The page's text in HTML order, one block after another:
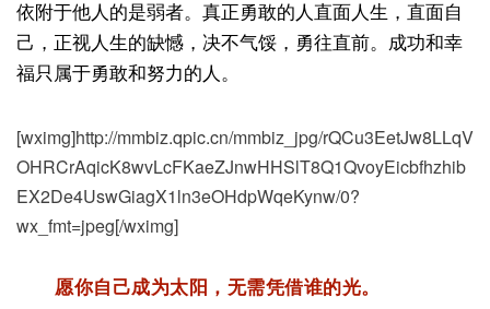
依附于他人的是弱者。真正勇敢的人直面人生，直面自
己，正视人生的缺憾，决不气馁，勇往直前。成功和幸
福只属于勇敢和努力的人。
[wximg]http://mmbiz.qpic.cn/mmbiz_jpg/rQCu3EetJw8LLqV
OHRCrAqicK8wvLcFKaeZJnwHHSlT8Q1QvoyEicbfhzhib
EX2De4UswGiagX1ln3eOHdpWqeKynw/0?
wx_fmt=jpeg[/wximg]
愿你自己成为太阳，无需凭借谁的光。